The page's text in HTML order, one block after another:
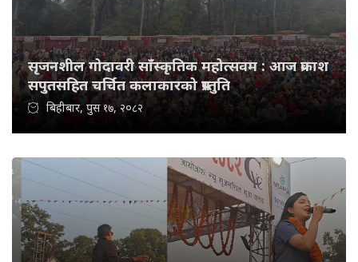
सृजनशील गोदावरी साँस्कृतिक महोत्सवम : आज प्रकाश
सपुतसहित चर्चित कलाकारको प्रस्तुति
बिहीबार, पुस १७, २०८२